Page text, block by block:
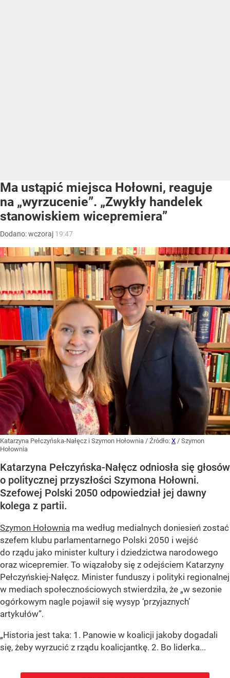
Ma ustąpić miejsca Hołowni, reaguje
na „wyrzucenie”. „Zwykły handelek
stanowiskiem wicepremiera”
Dodano:wczoraj 19:47
Katarzyna Pełczyńska-Nałęcz i Szymon Hołownia / Źródło: X / Szymon
Hołownia
Katarzyna Pełczyńska-Nałęcz odniosła się głosów
o politycznej przyszłości Szymona Hołowni.
Szefowej Polski 2050 odpowiedział jej dawny
kolega z partii.
Szymon Hołownia ma według medialnych doniesień zostać
szefem klubu parlamentarnego Polski 2050 i wejść
do rządu jako minister kultury i dziedzictwa narodowego
oraz wicepremier. To wiązałoby się z odejściem Katarzyny
Pełczyńskiej-Nałęcz. Minister funduszy i polityki regionalnej
w mediach społecznościowych stwierdziła, że „w sezonie
ogórkowym nagle pojawił się wysyp ‘przyjaznych’
artykułów”.
„Historia jest taka: 1. Panowie w koalicji jakoby dogadali
się, żeby wyrzucić z rządu koalicjantkę. 2. Bo liderka...